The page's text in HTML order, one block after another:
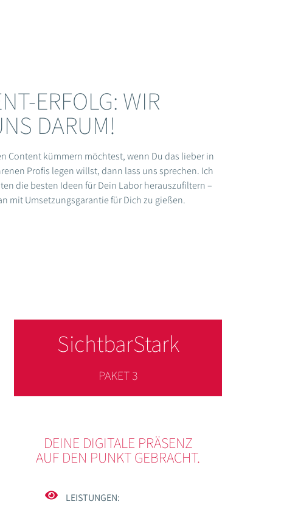
ERFOLG: WIR
DARUM!
Content kümmern möchtest, wenn Du das lieber in
Profis legen willst, dann lass uns sprechen. Ich
die besten Ideen für Dein Labor herauszufiltern –
mit Umsetzungsgarantie für Dich zu gießen.
SichtbarStark
PAKET 3
DEINE DIGITALE PRÄSENZ
AUF DEN PUNKT GEBRACHT.
LEISTUNGEN: